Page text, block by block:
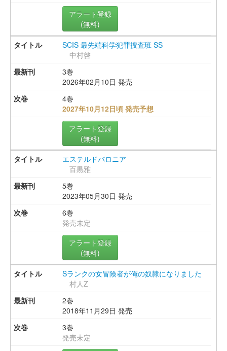
アラート登録
(無料)
SCIS 最先端科学犯罪捜査班 SS
中村啓
3巻
2026年02月10日 発売
4巻
2027年10月12日頃 発売予想
アラート登録
(無料)
エステルドバロニア
百黒雅
5巻
2023年05月30日 発売
6巻
発売未定
アラート登録
(無料)
Sランクの女冒険者が俺の奴隷になりました
村人Z
2巻
2018年11月29日 発売
3巻
発売未定